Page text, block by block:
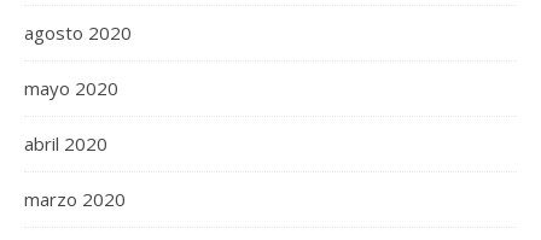
agosto 2020
mayo 2020
abril 2020
marzo 2020